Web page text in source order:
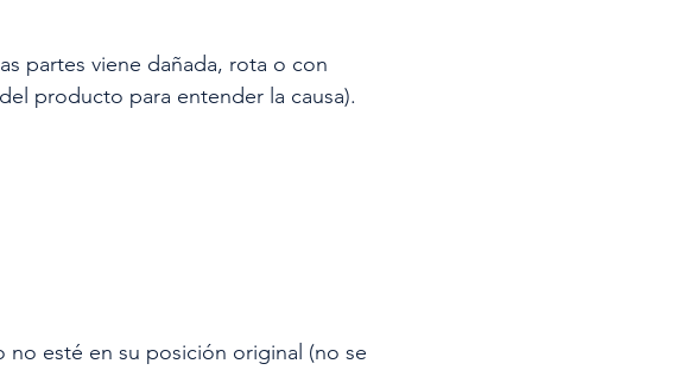
partes viene dañada, rota o con
producto para entender la causa).​
no esté en su posición original (no se